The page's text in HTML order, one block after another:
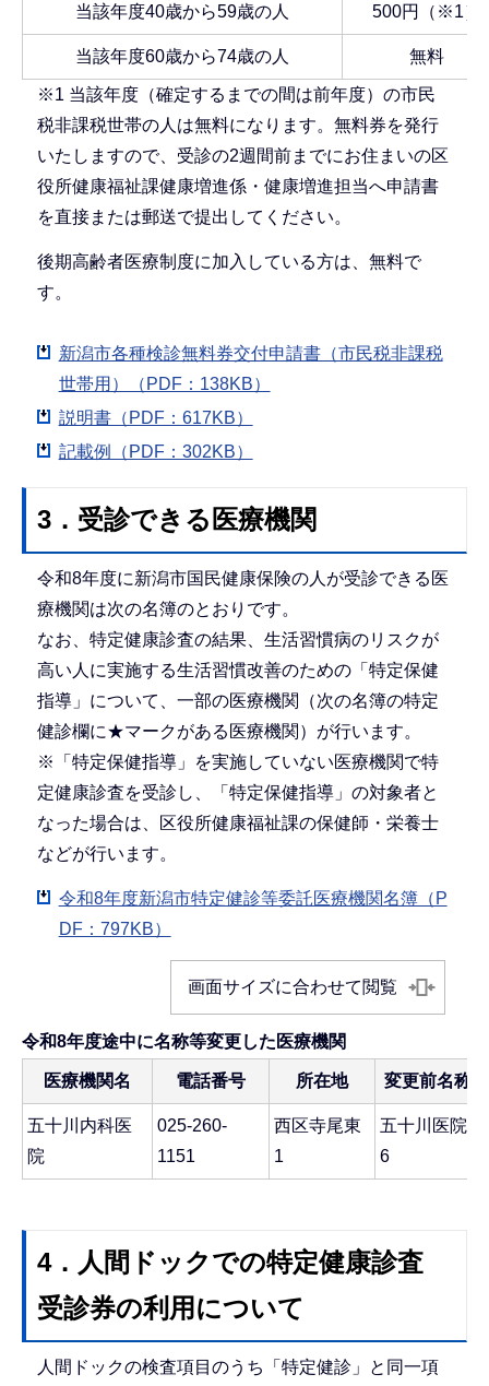
当該年度40歳から59歳の人 500円（※1）
当該年度60歳から74歳の人 無料
※1 当該年度（確定するまでの間は前年度）の市民
税非課税世帯の人は無料になります。無料券を発行
いたしますので、受診の2週間前までにお住まいの区
役所健康福祉課健康増進係・健康増進担当へ申請書
を直接または郵送で提出してください。
後期高齢者医療制度に加入している方は、無料で
す。
新潟市各種検診無料券交付申請書（市民税非課税
世帯用）（PDF：138KB）
説明書（PDF：617KB）
記載例（PDF：302KB）
3．受診できる医療機関
令和8年度に新潟市国民健康保険の人が受診できる医
療機関は次の名簿のとおりです。
なお、特定健康診査の結果、生活習慣病のリスクが
高い人に実施する生活習慣改善のための「特定保健
指導」について、一部の医療機関（次の名簿の特定
健診欄に★マークがある医療機関）が行います。
※「特定保健指導」を実施していない医療機関で特
定健康診査を受診し、「特定保健指導」の対象者と
なった場合は、区役所健康福祉課の保健師・栄養士
などが行います。
令和8年度新潟市特定健診等委託医療機関名簿（P
DF：797KB）
画面サイズに合わせて閲覧
令和8年度途中に名称等変更した医療機関
医療機関名 電話番号 所在地 変更前名称
五十川内科医
院
025-260-
1151
西区寺尾東
1
五十川医院・
6
4．人間ドックでの特定健康診査
受診券の利用について
人間ドックの検査項目のうち「特定健診」と同一項